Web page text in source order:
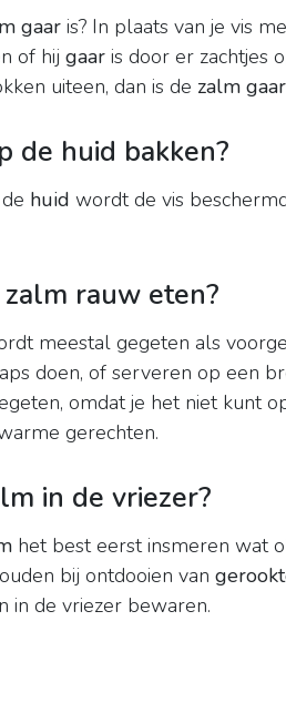
gaar is? In plaats van je vis
of hij gaar is door er zachtjes
uiteen, dan is de zalm gaar
de huid bakken?
huid wordt de vis
rauw eten?
meestal gegeten als
doen, of serveren op een
omdat je het niet kunt
gerechten.
in de vriezer?
het best eerst insmeren wat
bij ontdooien van
in de vriezer bewaren.